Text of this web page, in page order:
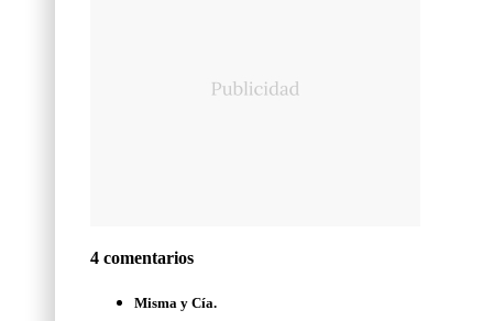
4 comentarios
Misma y Cía.